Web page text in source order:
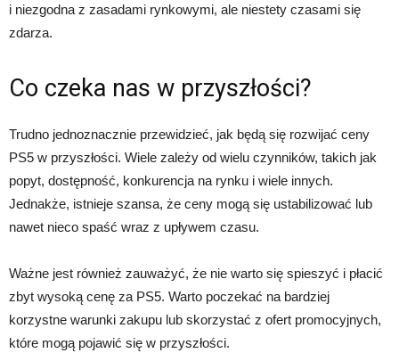
i niezgodna z zasadami rynkowymi, ale niestety czasami się
zdarza.
Co czeka nas w przyszłości?
Trudno jednoznacznie przewidzieć, jak będą się rozwijać ceny
PS5 w przyszłości. Wiele zależy od wielu czynników, takich jak
popyt, dostępność, konkurencja na rynku i wiele innych.
Jednakże, istnieje szansa, że ceny mogą się ustabilizować lub
nawet nieco spaść wraz z upływem czasu.
Ważne jest również zauważyć, że nie warto się spieszyć i płacić
zbyt wysoką cenę za PS5. Warto poczekać na bardziej
korzystne warunki zakupu lub skorzystać z ofert promocyjnych,
które mogą pojawić się w przyszłości.